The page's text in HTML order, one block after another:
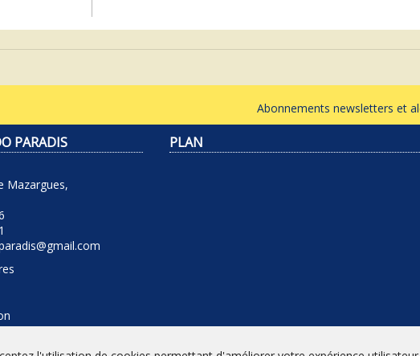
Abonnements newsletters et
PARADIS
Mazargues,
PLAN